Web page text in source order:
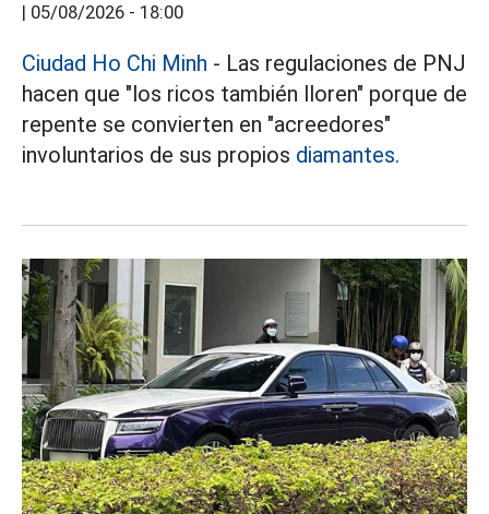
| 05/08/2026 - 18:00
Ciudad Ho Chi Minh - Las regulaciones de PNJ
hacen que "los ricos también lloren" porque de
repente se convierten en "acreedores"
involuntarios de sus propios diamantes.